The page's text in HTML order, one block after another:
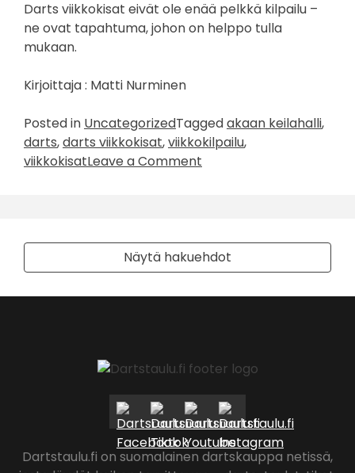
Darts viikkokisat eivät ole enää pelkkä kilpailu –
ne ovat tapahtuma, johon on helppo tulla
mukaan.
Kirjoittaja : Matti Nurminen
Posted in UncategorizedTaggedakaan keilahalli,
darts,darts viikkokisat,viikkokilpailu,
viikkokisatLeave a Comment
Löyly
Open
x
Akaassa
Näytä hakuehdot
Dartstaulu.fi on suomalainen dartskauppa netissä,